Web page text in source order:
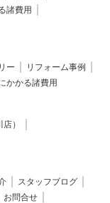
諸費用
ー
リフォーム事例
かかる諸費用
）
スタッフブログ
お問合せ